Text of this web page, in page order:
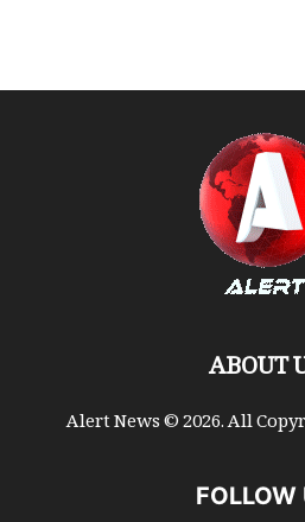
ABOUT
Alert News © 2026. All
FOLLOW